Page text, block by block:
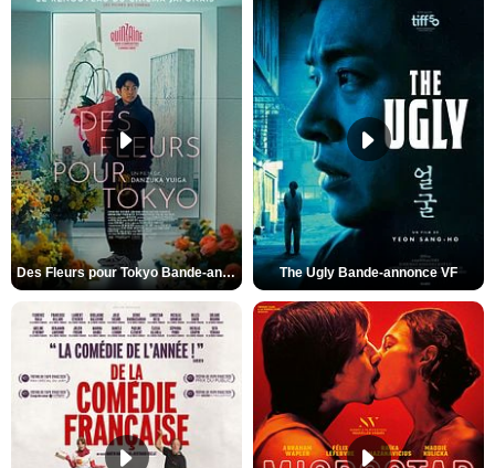
Des Fleurs pour Tokyo Bande-annonce VO STFR The Ugly Bande-annonce VF